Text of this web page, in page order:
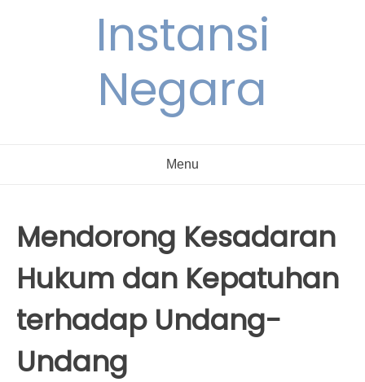
Instansi
Negara
Menu
Mendorong Kesadaran
Hukum dan Kepatuhan
terhadap Undang-
Undang